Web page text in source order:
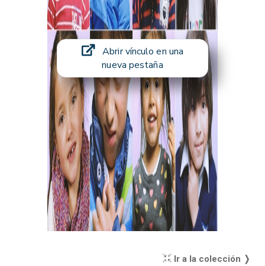
Abrir vínculo en una
nueva pestaña
Ir a la colección ❭